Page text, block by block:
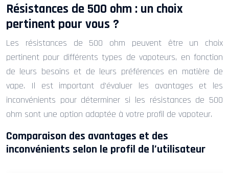
Résistances de 500 ohm : un choix
pertinent pour vous ?
Les résistances de 500 ohm peuvent être un choix
pertinent pour différents types de vapoteurs, en fonction
de leurs besoins et de leurs préférences en matière de
vape. Il est important d’évaluer les avantages et les
inconvénients pour déterminer si les résistances de 500
ohm sont une option adaptée à votre profil de vapoteur.
Comparaison des avantages et des
inconvénients selon le profil de l’utilisateur